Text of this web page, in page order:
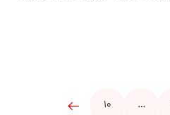
…
10